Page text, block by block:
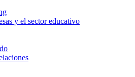
y el sector educativo